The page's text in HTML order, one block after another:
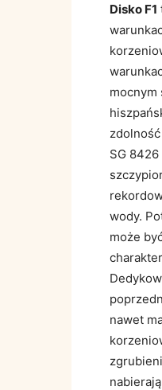
Disko F1
mocnym
SG
wody.
może
nawet